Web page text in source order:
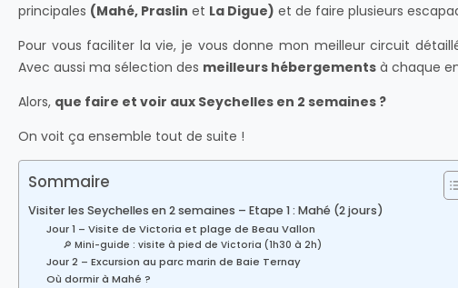
principales (Mahé, Praslin et La Digue) et de faire plusieurs
Pour vous faciliter la vie, je vous donne mon meilleur circuit
Avec aussi ma sélection des meilleurs hébergements à chaque
Alors, que faire et voir aux Seychelles en 2 semaines ?
On voit ça ensemble tout de suite !
Sommaire
Visiter les Seychelles en 2 semaines – Etape 1 : Mahé (2 jours)
Jour 1 – Visite de Victoria et plage de Beau Vallon
🔎 Mini-guide : visite à pied de Victoria (1h30 à 2h)
Jour 2 – Excursion au parc marin de Baie Ternay
Où dormir à Mahé ?